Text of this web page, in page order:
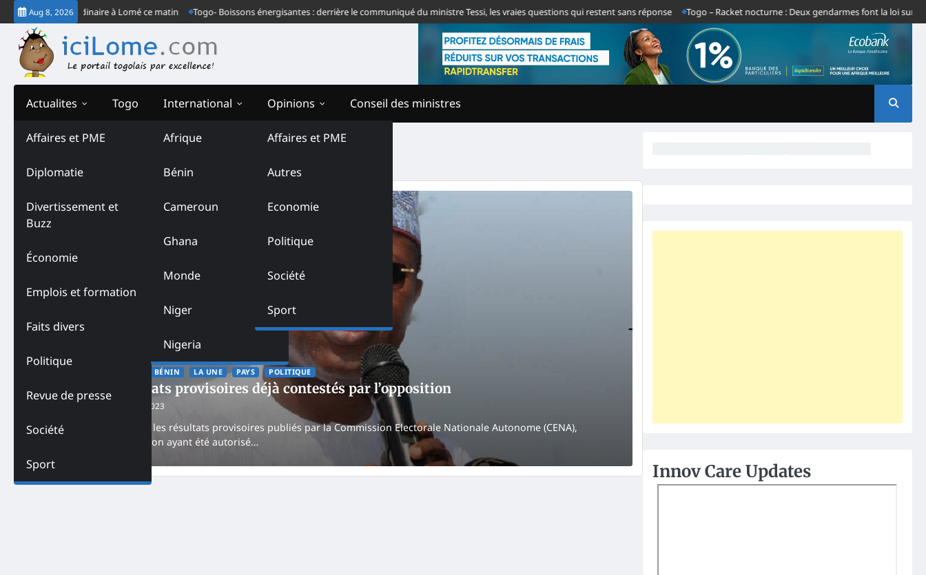
Skip
to
content
Aug 8, 2026
son congrès ordinaire à Lomé ce matin Togo- Boissons énergisantes : derrière le communiqué du ministre Tessi, les vraies questions qui restent sans réponse Togo – Racket nocturne : Deux gendarmes font la loi sur le
Actualites
Affaires et PME
Diplomatie
Divertissement et
Buzz
Économie
Emplois et formation
Faits divers
Politique
Revue de presse
Société
Sport
Togo International
Afrique
Bénin
Cameroun
Ghana
Monde
Niger
Nigeria
Opinions
Affaires et PME
Autres
Economie
Politique
Société
Sport
Conseil des ministres
Tag:Résultats provisoires
BÉNIN LA UNE PAYS POLITIQUE
Bénin–Les résultats provisoires déjà contestés par l’opposition
January 12, 2023
Quelques heures après les résultats provisoires publiés par la Commission Electorale Nationale Autonome (CENA),
l’unique parti d’opposition ayant été autorisé…
Innov Care Updates